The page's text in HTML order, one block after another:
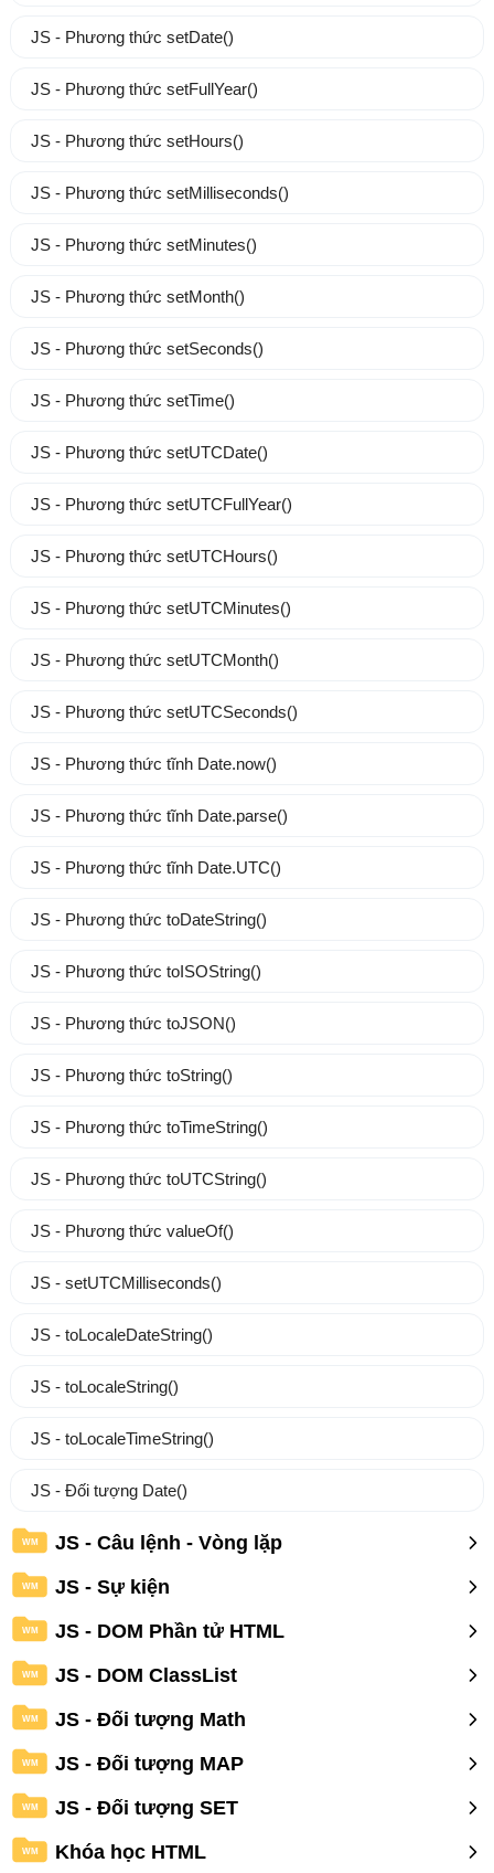
JS - Phương thức setDate()
JS - Phương thức setFullYear()
JS - Phương thức setHours()
JS - Phương thức setMilliseconds()
JS - Phương thức setMinutes()
JS - Phương thức setMonth()
JS - Phương thức setSeconds()
JS - Phương thức setTime()
JS - Phương thức setUTCDate()
JS - Phương thức setUTCFullYear()
JS - Phương thức setUTCHours()
JS - Phương thức setUTCMinutes()
JS - Phương thức setUTCMonth()
JS - Phương thức setUTCSeconds()
JS - Phương thức tĩnh Date.now()
JS - Phương thức tĩnh Date.parse()
JS - Phương thức tĩnh Date.UTC()
JS - Phương thức toDateString()
JS - Phương thức toISOString()
JS - Phương thức toJSON()
JS - Phương thức toString()
JS - Phương thức toTimeString()
JS - Phương thức toUTCString()
JS - Phương thức valueOf()
JS - setUTCMilliseconds()
JS - toLocaleDateString()
JS - toLocaleString()
JS - toLocaleTimeString()
JS - Đối tượng Date()
WM JS - Câu lệnh - Vòng lặp
WM JS - Sự kiện
WM JS - DOM Phần tử HTML
WM JS - DOM ClassList
WM JS - Đối tượng Math
WM JS - Đối tượng MAP
WM JS - Đối tượng SET
WM Khóa học HTML